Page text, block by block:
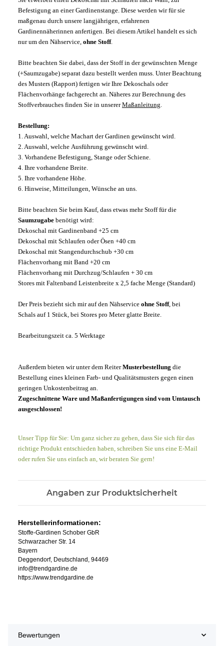
Befestigung an einer Gardinenstange. Diese werden wir für sie
maßgenau durch unsere langjährigen, erfahrenen
Gardinennäherinnen anfertigen. Bei diesem Artikel handelt es sich
nur um den Nähservice, ohne Stoff.
Bitte beachten Sie dabei, dass der Stoff in der gewünschten Menge
(+Saumzugabe) separat dazu bestellt werden muss. Unter Beachtung
des Musters (Rapport) fertigen wir Ihre Dekoschals oder
Flächenvorhänge fachgerecht an. Näheres zur Berechnung des
Stoffverbrauches finden Sie in unsererMaßanleitung
Bestellung:
1. Auswahl, welche Machart der Gardinen gewünscht wird.
2. Auswahl, welche Ausführung gewünscht wird.
3. Vorhandene Befestigung, Stange oder Schiene.
4. Ihre vorhandene Breite.
5. Ihre vorhandene Höhe.
6. Hinweise, Mitteilungen, Wünsche an uns.
Bitte beachten Sie beim Kauf, dass etwas mehr Stoff für die
Saumzugabe benötigt wird:
Dekoschal mit Gardinenband +25 cm
Dekoschal mit Schlaufen oder Ösen +40 cm
Dekoschal mit Stangendurchschub +30 cm
Flächenvorhang mit Band +20 cm
Flächenvorhang mit Durchzug/Schlaufen + 30 cm
Stores mit Faltenband Leistenbreite x 2,5 fache Menge (Standard)
Der Preis bezieht sich mir auf den Nähservice ohne Stoff, bei
Schals auf 1 Stück, bei Stores pro Meter glatte Breite.
Bearbeitungszeit ca. 5 Werktage
Außerdem bieten wir unter dem ReiterMusterbestellung die
Bestellung eines kleinen Farb- und Qualitätsmusters gegen einen
geringen Unkostenbeitrag an.
Zugeschnittene Ware und Maßanfertigungen sind vom Umtausch
ausgeschlossen!
Unser Tipp für Sie: Um ganz sicher zu gehen, dass Sie sich für das
richtige Produkt entschieden haben, schreiben Sie uns eine E-Mail
oder rufen Sie uns einfach an, wir beraten Sie gern!
Angaben zur Produktsicherheit
Herstellerinformationen:
Stoffe-Gardinen Schober GbR
Schwarzacher Str. 14
Bayern
Deggendorf, Deutschland, 94469
info@trendgardine.de
https://www.trendgardine.de
Bewertungen